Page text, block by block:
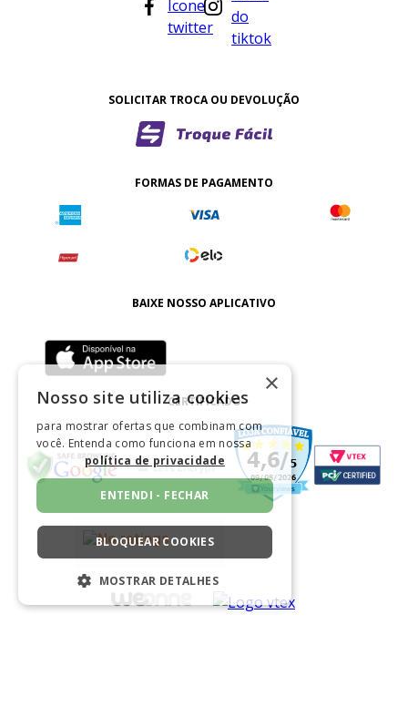
SOLICITAR TROCA OU DEVOLUÇÃO
FORMAS DE PAGAMENTO
BAIXE NOSSO APLICATIVO
CERTIFICADO
×
Nosso site utiliza cookies
para mostrar ofertas que combinam com
você. Entenda como funciona em nossa
política de privacidade
ENTENDI - FECHAR
BLOQUEAR COOKIES
MOSTRAR DETALHES
ESTRITAMENTE NECESSÁRIOS